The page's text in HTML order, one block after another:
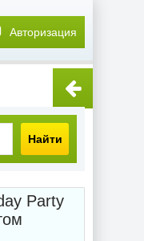
Авторизация
Найти
Party